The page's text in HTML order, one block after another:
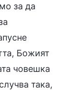
за да
Божият
човешка
така,